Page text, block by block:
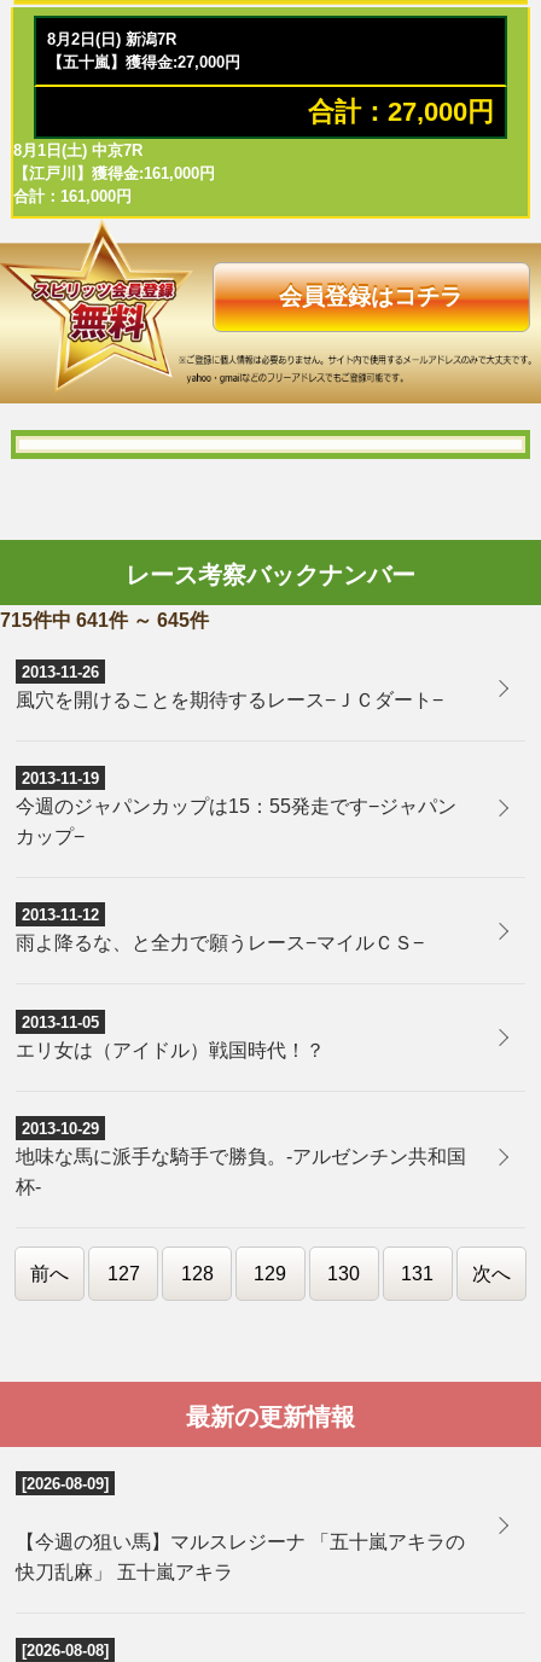
8月2日(日) 新潟7R
【五十嵐】獲得金:27,000円
合計：27,000円
8月1日(土) 中京7R
【江戸川】獲得金:161,000円
合計：161,000円
会員登録はコチラ
レース考察バックナンバー
715件中 641件 ～ 645件
2013-11-26
風穴を開けることを期待するレース−ＪＣダート−
2013-11-19
今週のジャパンカップは15：55発走です−ジャパン
カップ−
2013-11-12
雨よ降るな、と全力で願うレース−マイルＣＳ−
2013-11-05
エリ女は（アイドル）戦国時代！？
2013-10-29
地味な馬に派手な騎手で勝負。-アルゼンチン共和国
杯-
前へ 127 128 129 130 131 次へ
最新の更新情報
[2026-08-09]
【今週の狙い馬】マルスレジーナ 「五十嵐アキラの
快刀乱麻」 五十嵐アキラ
[2026-08-08]